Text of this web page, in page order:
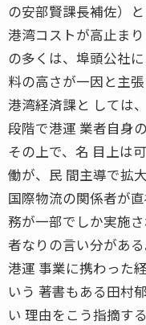
の安部賢課長補佐）
港湾コストが高止ま
の多くは、埠頭公社
料の高さが一因と主張
港湾経済課と しては
段階で港運 業者自身
その上で、名 目上は
働が、民 間主導で拡
国際物流の関係者が
務が一部でしか実施
者なりの言い分がある
港運 事業に携わった
いう 著書もある田村
い 理由をこう指摘する